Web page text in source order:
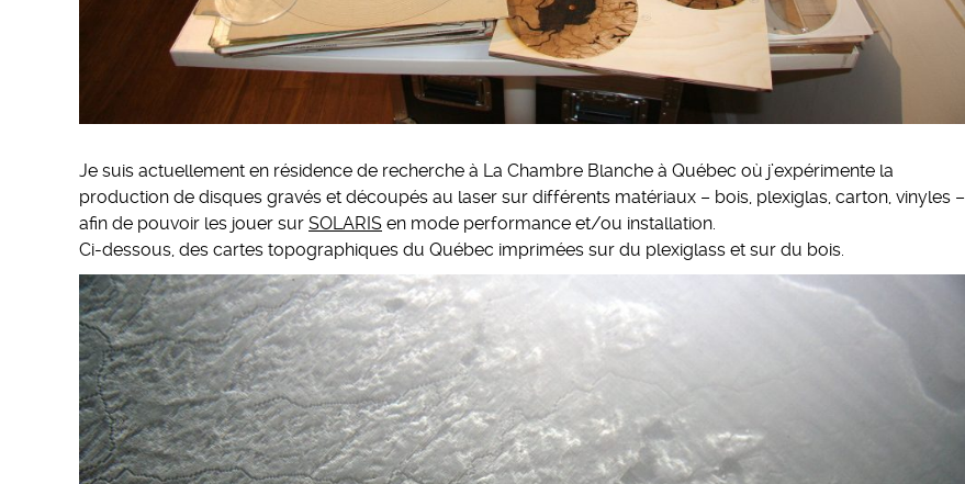
Je suis actuellement en résidence de recherche à La Chambre Blanche à Québec où j’expérimente la
production de disques gravés et découpés au laser sur différents matériaux – bois, plexiglas, carton, vinyles –
afin de pouvoir les jouer sur SOLARIS en mode performance et/ou installation.
Ci-dessous, des cartes topographiques du Québec imprimées sur du plexiglass et sur du bois.